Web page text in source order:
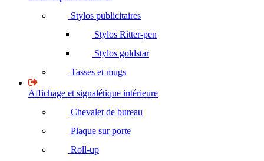
Stylos publicitaires
Stylos Ritter-pen
Stylos goldstar
Tasses et mugs
Affichage et signalétique intérieure
Chevalet de bureau
Plaque sur porte
Roll-up